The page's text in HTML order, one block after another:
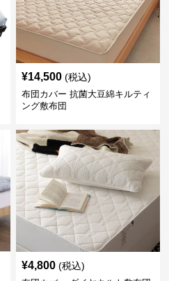
¥14,500 (税込)
布団カバー 抗菌大豆綿キルティ
ング敷布団
¥4,800 (税込)